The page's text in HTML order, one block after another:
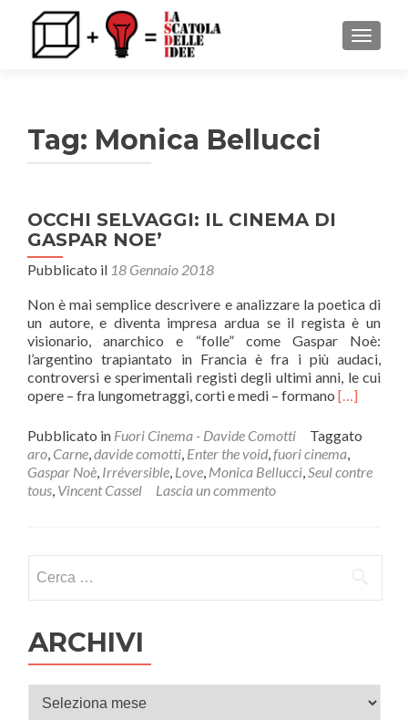
Tag: Monica Bellucci
OCCHI SELVAGGI: IL CINEMA DI
GASPAR NOE’
Pubblicato il 18 Gennaio 2018
Non è mai semplice descrivere e analizzare la poetica di
un autore, e diventa impresa ardua se il regista è un
visionario, anarchico e “folle” come Gaspar Noè:
l’argentino trapiantato in Francia è fra i più audaci,
controversi e sperimentali registi degli ultimi anni, le cui
opere – fra lungometraggi, corti e medi – formano Leggi
piùOCCHI
SELVAGGI:
IL
[…]
Pubblicato in Fuori Cinema - Davide Comotti
Taggato
aro, Carne,davide comotti, Enter the void,fuori cinema,
Gaspar Noè, Irréversible, Love, Monica Bellucci,Seul contre
tous, Vincent Cassel Lascia un commento
ARCHIVI
Archivi